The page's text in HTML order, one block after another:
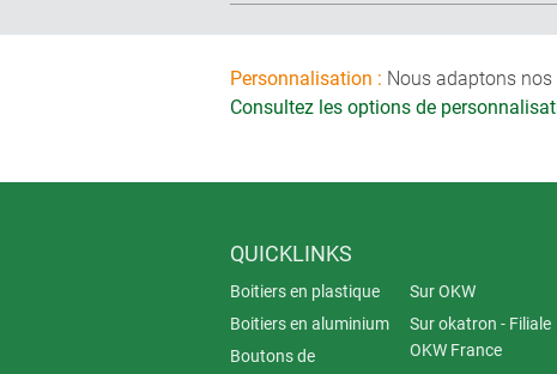
Personnalisation : Nous adaptons
Consultez les options de
QUICKLINKS
Boitiers en plastique
Boitiers en aluminium
Boutons de
Sur OKW
Sur okatron - Filiale
OKW France